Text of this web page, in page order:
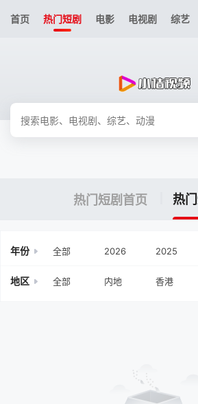
首页 热门短剧 电影 电视剧 综艺
热门短剧首页 热
年份 全部 2026 2025
地区 全部 内地 香港